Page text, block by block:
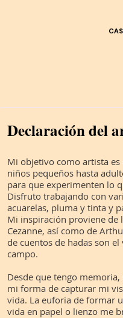
Declaración del
Mi objetivo como artista es
niños pequeños hasta
para que experimenten lo
Disfruto trabajando con
acuarelas, pluma y tinta y
Mi inspiración proviene de
Cezanne, así como de
de cuentos de hadas son
campo.
Desde que tengo
mi forma de capturar mi
vida. La euforia de formar
vida en papel o lienzo me